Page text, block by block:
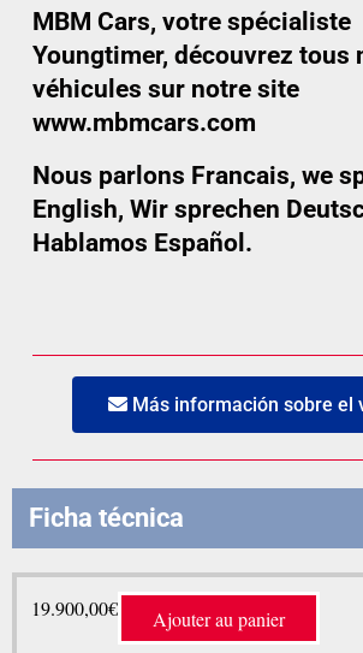
MBM Cars, votre spécialiste
Youngtimer, découvrez tous
véhicules sur notre site
www.mbmcars.com
Nous parlons Francais, we
English, Wir sprechen
Hablamos Español.
Más información sobre el
Ficha técnica
19.900,00€ Ajouter au panier